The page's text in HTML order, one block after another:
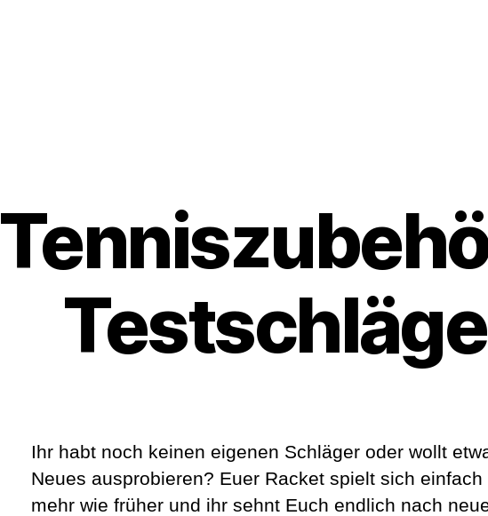
Ihr habt noch keinen eigenen Schläger oder wollt
Neues ausprobieren? Euer Racket spielt sich einfach
mehr wie früher und ihr sehnt Euch endlich nach